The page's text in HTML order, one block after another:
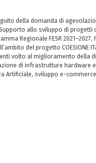
seguito della domanda di
allo sviluppo di
Regionale FESR
del progetto COESIONE
volto al miglioramento della
di infrastrutture hardware
Artificiale, sviluppo e-commerce